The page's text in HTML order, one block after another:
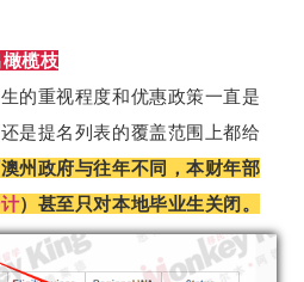
榄枝
的重视程度和优惠政策一直是
是提名列表的覆盖范围上都给
州政府与往年不同，本财年部
）甚至只对本地毕业生关闭。